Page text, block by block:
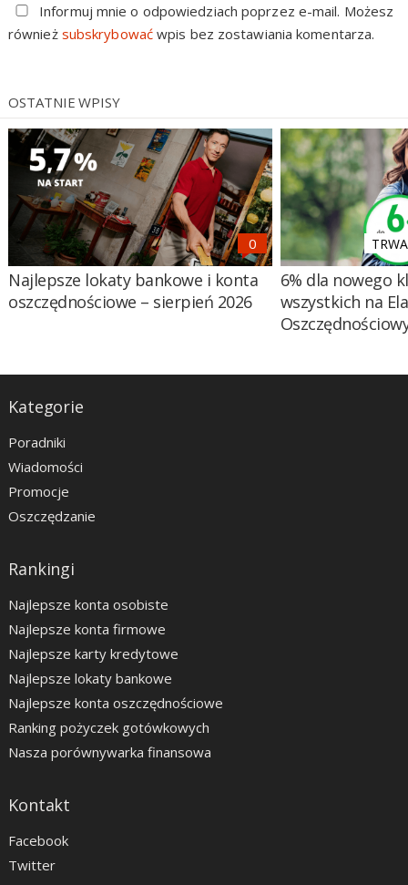
Informuj mnie o odpowiedziach poprzez e-mail. Możesz
również subskrybowaćwpis bez zostawiania komentarza.
OSTATNIE WPISY
Najlepsze lokaty bankowe i konta
oszczędnościowe – sierpień 2026
6% dla nowego
wszystkich na
Kategorie
Poradniki
Wiadomości
Promocje
Oszczędzanie
Rankingi
Najlepsze konta osobiste
Najlepsze konta firmowe
Najlepsze karty kredytowe
Najlepsze lokaty bankowe
Najlepsze konta oszczędnościowe
Ranking pożyczek gotówkowych
Nasza porównywarka finansowa
Kontakt
Facebook
Twitter